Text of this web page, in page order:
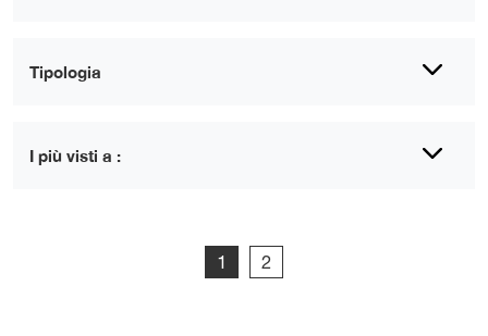
Tipologia
I più visti a :
1 2